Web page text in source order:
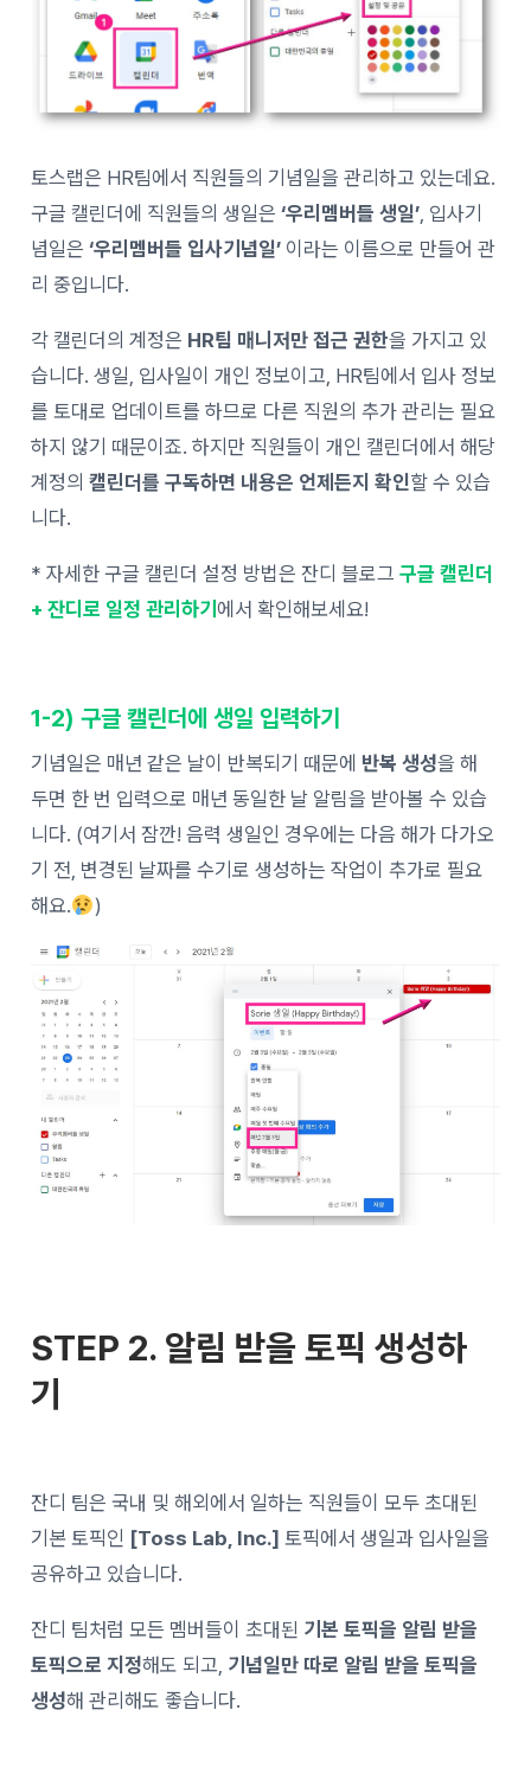
토스랩은 HR팀에서 직원들의 기념일을 관리하고 있는데요.
구글 캘린더에 직원들의 생일은‘우리멤버들 생일’, 입사기
념일은‘우리멤버들 입사기념일’ 이라는 이름으로 만들어 관
리 중입니다.
각 캘린더의 계정은 HR팀 매니저만 접근 권한을 가지고 있
습니다. 생일, 입사일이 개인 정보이고, HR팀에서 입사 정보
를 토대로 업데이트를 하므로 다른 직원의 추가 관리는 필요
하지 않기 때문이죠. 하지만 직원들이 개인 캘린더에서 해당
계정의캘린더를 구독하면 내용은 언제든지 확인할 수 있습
니다.
* 자세한 구글 캘린더 설정 방법은 잔디 블로그 구글 캘린더
+ 잔디로 일정 관리하기 에서 확인해보세요!
1-2) 구글 캘린더에 생일 입력하기
기념일은 매년 같은 날이 반복되기 때문에 반복 생성을 해
두면 한 번 입력으로 매년 동일한 날 알림을 받아볼 수 있습
니다. (여기서 잠깐! 음력 생일인 경우에는 다음 해가 다가오
기 전, 변경된 날짜를 수기로 생성하는 작업이 추가로 필요
해요.
)
STEP 2. 알림 받을 토픽 생성하
기
잔디 팀은 국내 및 해외에서 일하는 직원들이 모두 초대된
기본 토픽인 [Toss Lab, Inc.]토픽에서 생일과 입사일을
공유하고 있습니다.
잔디 팀처럼 모든 멤버들이 초대된 기본 토픽을 알림 받을
토픽으로 지정해도 되고, 기념일만 따로 알림 받을 토픽을
생성해 관리해도 좋습니다.